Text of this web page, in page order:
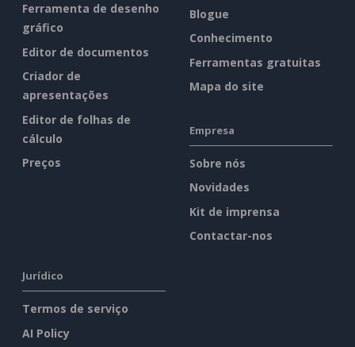
Ferramenta de desenho
gráfico
Editor de documentos
Criador de
apresentações
Editor de folhas de
cálculo
Preços
Blogue
Conhecimento
Ferramentas gratuitas
Mapa do site
Empresa
Sobre nós
Novidades
Kit de imprensa
Contactar-nos
Jurídico
Termos de serviço
AI Policy